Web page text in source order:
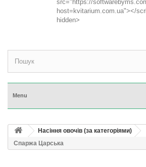
Menu
Насіння овочів (за категоріями)
Спаржа Царська